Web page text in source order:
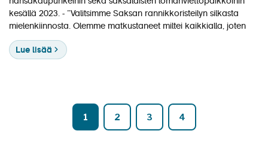
kesällä 2023. ”Valitsimme Saksan rannikkoristeilyn silkasta
mielenkiinnosta. Olemme matkustaneet miltei kaikkialla, joten
Lue lisää
1 2 3 4